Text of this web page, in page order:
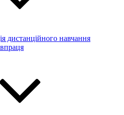
дистанційного навчання